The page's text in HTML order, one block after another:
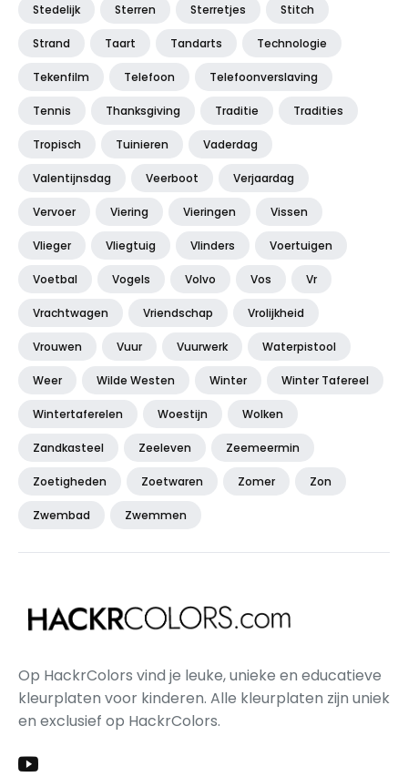
Stedelijk Sterren Sterretjes Stitch
Strand Taart Tandarts Technologie
Tekenfilm Telefoon Telefoonverslaving
Tennis Thanksgiving Traditie Tradities
Tropisch Tuinieren Vaderdag
Valentijnsdag Veerboot Verjaardag
Vervoer Viering Vieringen Vissen
Vlieger Vliegtuig Vlinders Voertuigen
Voetbal Vogels Volvo Vos Vr
Vrachtwagen Vriendschap Vrolijkheid
Vrouwen Vuur Vuurwerk Waterpistool
Weer Wilde Westen Winter Winter Tafereel
Wintertaferelen Woestijn Wolken
Zandkasteel Zeeleven Zeemeermin
Zoetigheden Zoetwaren Zomer Zon
Zwembad Zwemmen
Op HackrColors vind je leuke, unieke en educatieve
kleurplaten voor kinderen. Alle kleurplaten zijn uniek
en exclusief op HackrColors.